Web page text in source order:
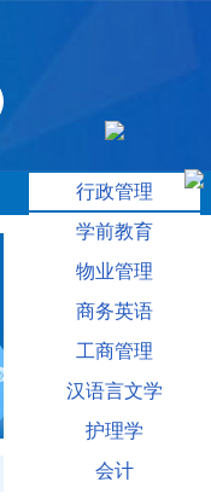
行政管理
学前教育
物业管理
商务英语
工商管理
汉语言文学
护理学
会计